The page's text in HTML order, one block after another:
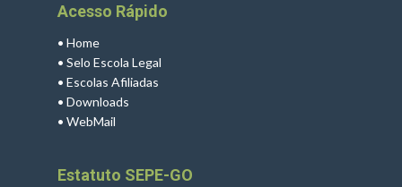
Acesso Rápido
• Home
• Selo Escola Legal
• Escolas Afiliadas
• Downloads
• WebMail
Estatuto SEPE-GO